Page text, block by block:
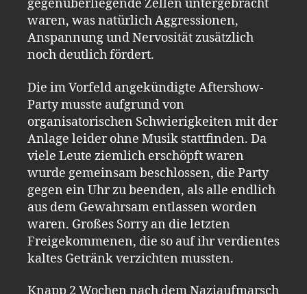
gegenüberliegende Zellen untergebracht
waren, was natürlich Aggressionen,
Anspannung und Nervosität zusätzlich
noch deutlich fördert.
Die im Vorfeld angekündigte Aftershow-
Party musste aufgrund von
organisatorischen Schwierigkeiten mit der
Anlage leider ohne Musik stattfinden. Da
viele Leute ziemlich erschöpft waren
wurde gemeinsam beschlossen, die Party
gegen ein Uhr zu beenden, als alle endlich
aus dem Gewahrsam entlassen worden
waren. Großes Sorry an die letzten
Freigekommenen, die so auf ihr verdientes
kaltes Getränk verzichten mussten.